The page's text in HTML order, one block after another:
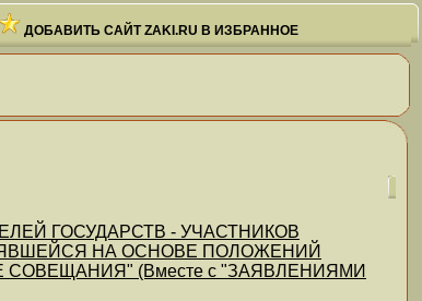
ДОБАВИТЬ САЙТ ZAKI.RU В ИЗБРАННОЕ
ГОСУДАРСТВ - УЧАСТНИКОВ
НА ОСНОВЕ ПОЛОЖЕНИЙ
(Вместе с "ЗАЯВЛЕНИЯМИ